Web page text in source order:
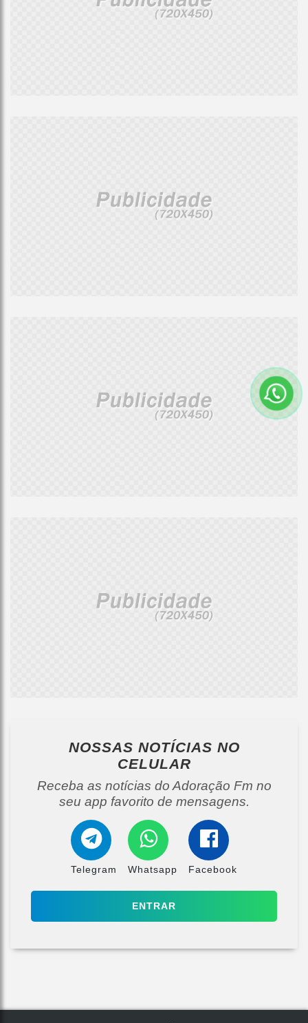
NOSSAS NOTÍCIAS NO
CELULAR
Receba as notícias do Adoração Fm no
seu app favorito de mensagens.
Telegram Whatsapp Facebook
ENTRAR